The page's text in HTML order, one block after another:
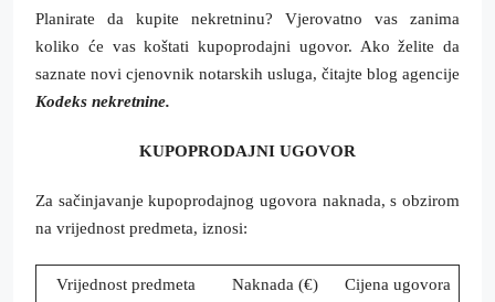
Planirate da kupite nekretninu? Vjerovatno vas zanima
koliko će vas koštati kupoprodajni ugovor. Ako želite da
saznate novi cjenovnik notarskih usluga, čitajte blog agencije
Kodeks nekretnine.
KUPOPRODAJNI UGOVOR
Za sačinjavanje kupoprodajnog ugovora naknada, s obzirom
na vrijednost predmeta, iznosi:
Vrijednost predmeta Naknada (€) Cijena ugovora